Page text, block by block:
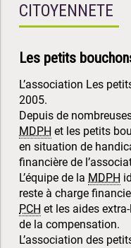
CITOYENNETE
Les petits
L’association Les
2005.
Depuis de
MDPH et les petits
en situation de
financière de
L’équipe de la MDPH
reste à charge
PCH et les aides
de la compensation.
L’association des